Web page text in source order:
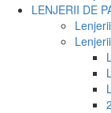
LENJERII DE